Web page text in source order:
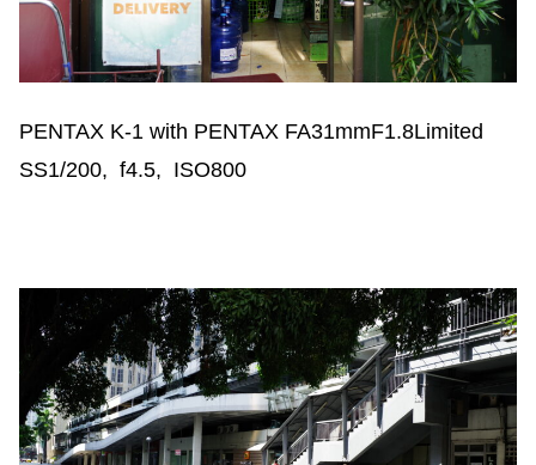
PENTAX K-1 with PENTAX FA31mmF1.8Limited
SS1/200, f4.5, ISO800